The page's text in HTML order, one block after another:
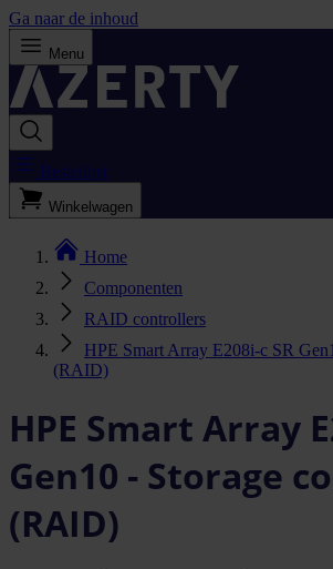
Ga naar de inhoud
Menu
Bestellijst
Winkelwagen
Home
Componenten
RAID controllers
HPE Smart Array E208i-c SR
(RAID)
HPE Smart Array
Gen10 - Storage
(RAID)